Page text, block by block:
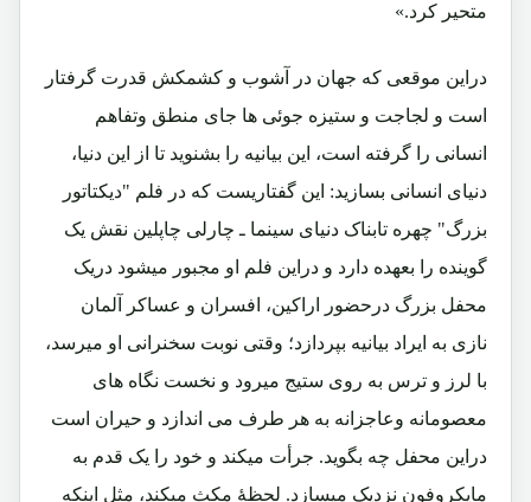
متحير كرد.»
دراین موقعی که جهان در آشوب و کشمکش قدرت گرفتار
است و لجاجت و ستیزه جوئی ها جای منطق وتفاهم
انسانی را گرفته است، این بیانیه را بشنوید تا از این دنیا،
دنیای انسانی بسازید: این گفتاریست که در فلم "دیکتاتور
بزرگ" چهره تابناک دنیای سینما ـ چارلی چاپلین نقش یک
گوینده را بعهده دارد و دراین فلم او مجبور میشود دریک
محفل بزرگ درحضور اراکین، افسران و عساکر آلمان
نازی به ایراد بیانیه بپردازد؛ وقتی نوبت سخنرانی او میرسد،
با لرز و ترس به روی ستیج میرود و نخست نگاه های
معصومانه وعاجزانه به هر طرف می اندازد و حیران است
دراین محفل چه بگوید. جرأت میکند و خود را یک قدم به
مایکروفون نزدیک میسازد. لحظۀ مکث میکند، مثل اینکه